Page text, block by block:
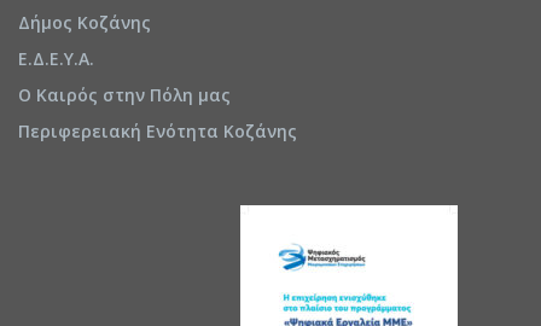
Δήμος Κοζάνης
Ε.Δ.Ε.Υ.Α.
Ο Καιρός στην Πόλη μας
Περιφερειακή Ενότητα Κοζάνης